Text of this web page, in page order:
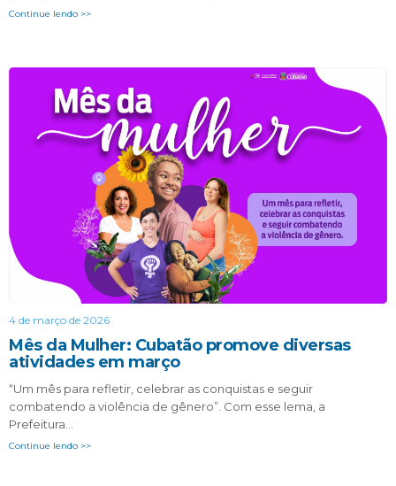
Continue lendo >>
4 de março de 2026
Mês da Mulher: Cubatão promove diversas
atividades em março
“Um mês para refletir, celebrar as conquistas e seguir
combatendo a violência de gênero”. Com esse lema, a
Prefeitura…
Continue lendo >>